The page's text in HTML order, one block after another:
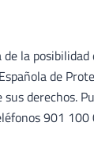
la
de
derechos.
901